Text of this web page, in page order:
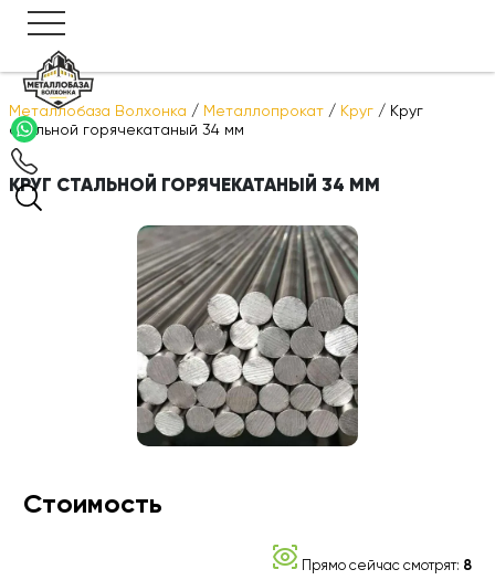
Металлобаза Волхонка / Металлопрокат / Круг / Круг
стальной горячекатаный 34 мм
КРУГ СТАЛЬНОЙ ГОРЯЧЕКАТАНЫЙ 34 ММ
Стоимость
Прямо сейчас смотрят: 8